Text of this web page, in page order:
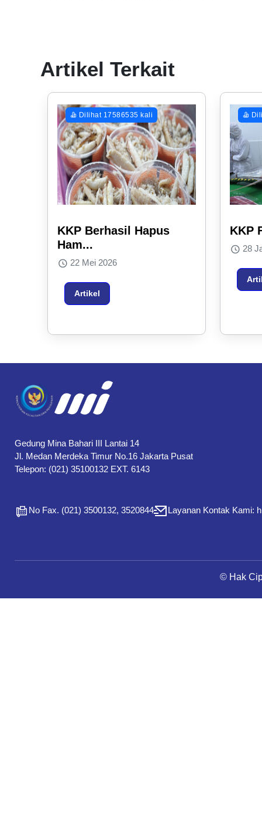
Artikel Terkait
Dilihat 17586535 kali
KKP Berhasil Hapus
Ham...
22 Mei 2026
Artikel
KKP
28
Gedung Mina Bahari III Lantai 14
Jl. Medan Merdeka Timur No.16 Jakarta Pusat
Telepon: (021) 35100132 EXT. 6143
No Fax. (021) 3500132, 3520844 Layanan Kontak Kami:
© Hak